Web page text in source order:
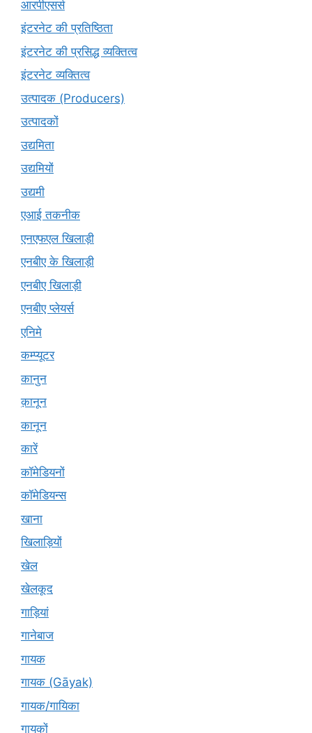
आरपीएसर्स
इंटरनेट की प्रतिष्ठिता
इंटरनेट की प्रसिद्ध व्यक्तित्व
इंटरनेट व्यक्तित्व
उत्पादक (Producers)
उत्पादकों
उद्यमिता
उद्यमियों
उद्यमी
एआई तकनीक
एनएफएल खिलाड़ी
एनबीए के खिलाड़ी
एनबीए खिलाड़ी
एनबीए प्लेयर्स
एनिमे
कम्प्यूटर
कानुन
क़ानून
कानून
कारें
कॉमेडियनों
कॉमेडियन्स
खाना
खिलाड़ियों
खेल
खेलकूद
गाड़ियां
गानेबाज
गायक
गायक (Gāyak)
गायक/गायिका
गायकों